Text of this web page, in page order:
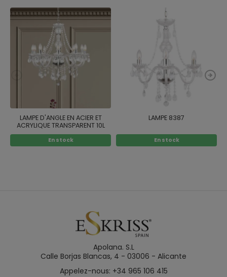
LAMPE D'ANGLE EN ACIER ET
ACRYLIQUE TRANSPARENT 10L
En stock
LAMPE 8387
En stock
Apolana. S.L
Calle Borjas Blancas, 4 - 03006 - Alicante
Appelez-nous: +34 965 106 415